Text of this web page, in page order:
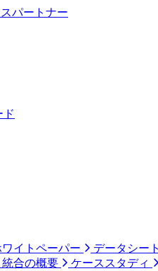
パートナー
ド
ワイトペーパー
データシー
統合の概要
ケーススタディ